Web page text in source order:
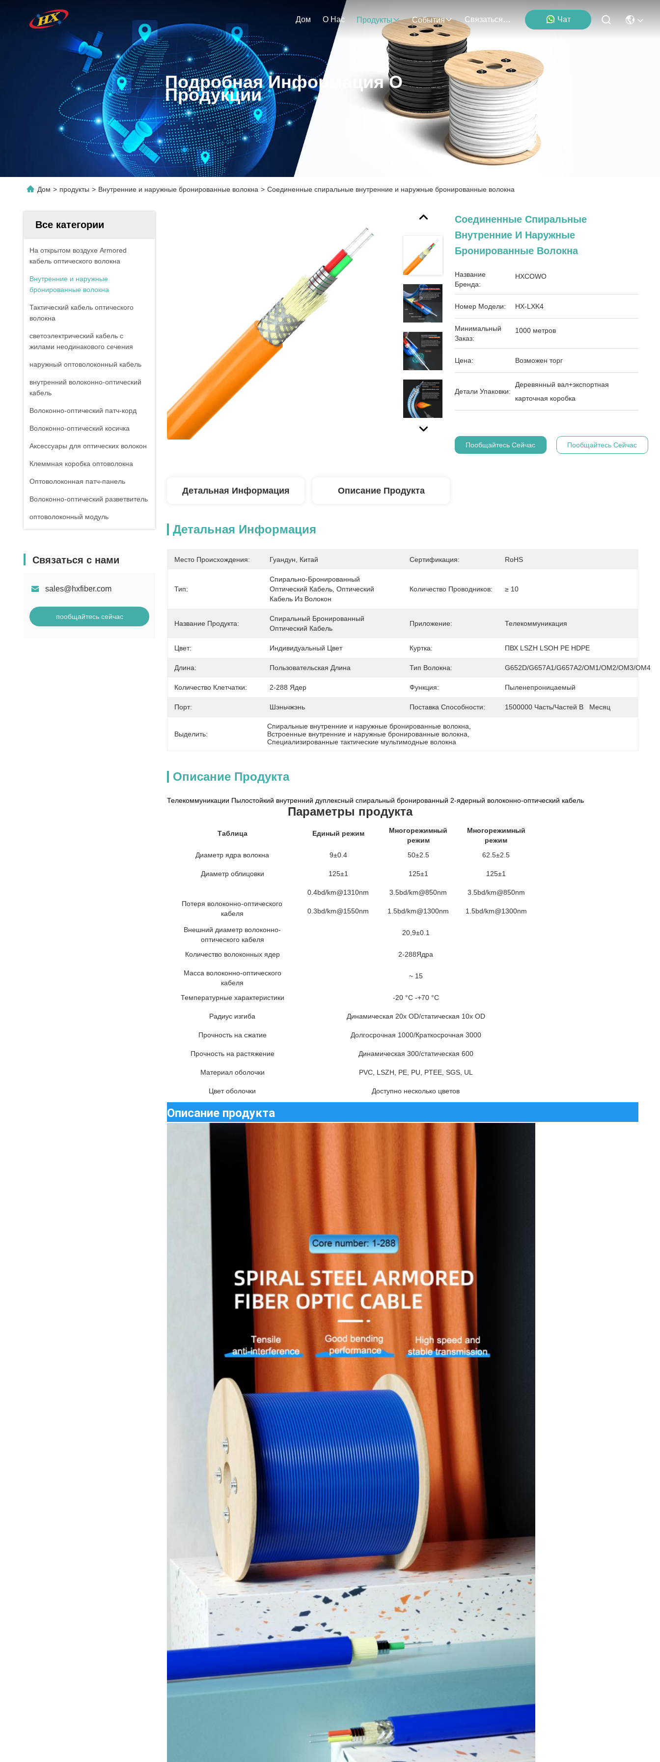
Дом О Нас Продукты События Связаться С Нами Чат
Подробная Информация О
Продукции
Дом > продукты > Внутренние и наружные бронированные волокна > Соединенные спиральные внутренние и наружные бронированные волокна
Все категории
На открытом воздухе Armored
кабель оптического волокна
Внутренние и наружные
бронированные волокна
Тактический кабель оптического
волокна
светоэлектрический кабель с
жилами неодинакового сечения
наружный оптоволоконный кабель
внутренний волоконно-оптический
кабель
Волоконно-оптический патч-корд
Волоконно-оптический косичка
Аксессуары для оптических волокон
Клеммная коробка оптоволокна
Оптоволоконная патч-панель
Волоконно-оптический разветвитель
оптоволоконный модуль
Связаться с нами
sales@hxfiber.com
пообщайтесь сейчас
Соединенные Спиральные
Внутренние И Наружные
Бронированные Волокна
Название
Бренда:
HXCOWO
Номер Модели: HX-LXK4
Минимальный
Заказ:
1000 метров
Цена: Возможен торг
Детали Упаковки:
Деревянный вал+экспортная
карточная коробка
Пообщайтесь Сейчас Пообщайтесь Сейчас
Детальная Информация Описание Продукта
Детальная Информация
Место Происхождения: Гуандун, Китай Сертификация: RoHS
Тип:
Спирально-Бронированный
Оптический Кабель, Оптический
Кабель Из Волокон
Количество Проводников: ≥ 10
Название Продукта:
Спиральный Бронированный
Оптический Кабель
Приложение: Телекоммуникация
Цвет: Индивидуальный Цвет Куртка: ПВХ LSZH LSOH PE HDPE
Длина: Пользовательская Длина Тип Волокна: G652D/G657A1/G657A2/OM1/OM2/OM3/OM4
Количество Клетчатки: 2-288 Ядер Функция: Пыленепроницаемый
Порт: Шэньчжэнь Поставка Способности: 1500000 Часть/частей В   Месяц
Выделить:
Спиральные внутренние и наружные бронированные волокна
Встроенные внутренние и наружные бронированные волокна
Специализированные тактические мультимодные волокна
Описание Продукта
Телекоммуникации Пылостойкий внутренний дуплексный спиральный бронированный 2-ядерный волоконно-оптический кабель
Параметры продукта
Таблица Единый режим
Многорежимный
режим
Многорежимный
режим
Диаметр ядра волокна
9±0.4 50±2.5 62.5±2.5
Диаметр облицовки 125±1 125±1 125±1
Потеря волоконно-оптического
кабеля
0.4bd/km@1310nm 3.5bd/km@850nm 3.5bd/km@850nm
0.3bd/km@1550nm 1.5bd/km@1300nm 1.5bd/km@1300nm
Внешний диаметр волоконно-
оптического кабеля
20,9±0.1
Количество волоконных ядер 2-288Ядра
Масса волоконно-оптического
кабеля
~ 15
Температурные характеристики -20 °C -+70 °C
Радиус изгиба Динамическая 20x OD/статическая 10x OD
Прочность на сжатие Долгосрочная 1000/Краткосрочная 3000
Прочность на растяжение Динамическая 300/статическая 600
Материал оболочки PVC, LSZH, PE, PU, PTEE, SGS, UL
Цвет оболочки Доступно несколько цветов
Описание продукта